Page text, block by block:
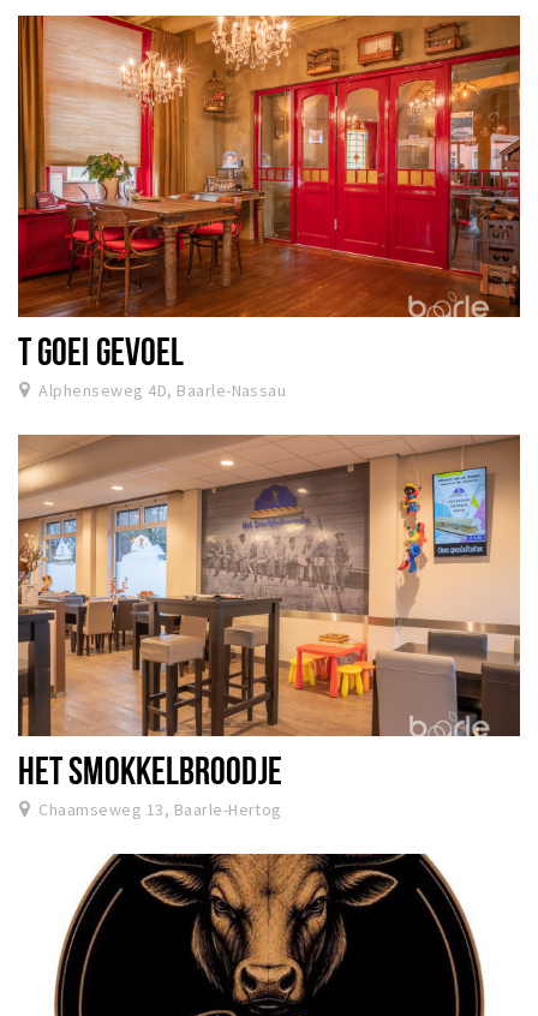
T GOEI GEVOEL
Alphenseweg 4D, Baarle-Nassau
HET SMOKKELBROODJE
Chaamseweg 13, Baarle-Hertog